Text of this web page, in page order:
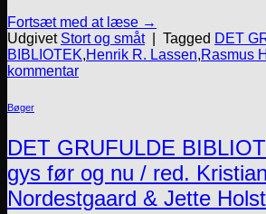
Fortsæt med at læse →
Udgivet Stort og småt Tagged DET
BIBLIOTEK,Henrik R. Lassen,Rasmus
kommentar
Bøger
DET GRUFULDE
gys før og nu / red. Kristian
Nordestgaard & Jette Holst